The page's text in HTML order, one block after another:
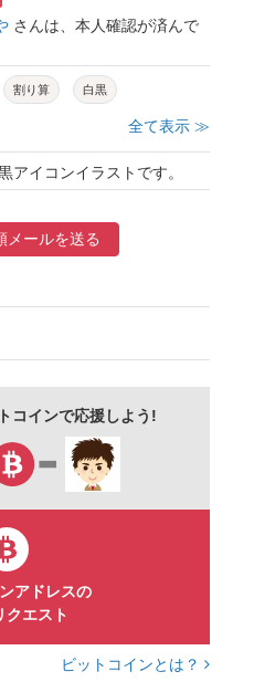
さんは、本人確認が済んで
割り算 白黒
全て表示 ≫
アイコンイラストです。
メールを送る
コインで応援しよう!
アドレスの
クエスト
ビットコインとは？